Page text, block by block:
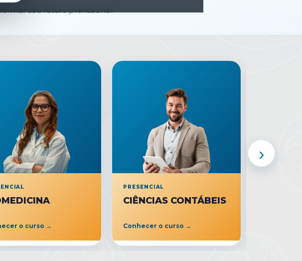
seu futuro profissional.
o curso →
PRESENCIAL
CIÊNCIAS CONTÁBEIS
Conhecer o curso →
›